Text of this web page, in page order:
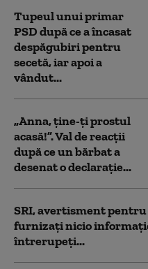
Tupeul unui primar
PSD după ce a încasat
despăgubiri pentru
secetă, iar apoi a
vândut...
„Anna, ţine-ţi prostul
acasă!”. Val de reacții
după ce un bărbat a
desenat o declarație...
SRI, avertisment
furnizați nicio
întrerupeți...